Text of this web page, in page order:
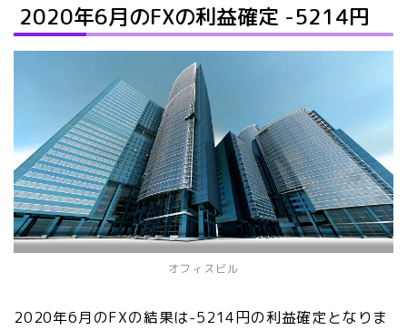
2020年6月のFXの利益確定 -5214円
オフィスビル
2020年6月のFXの結果は-5214円の利益確定となりま